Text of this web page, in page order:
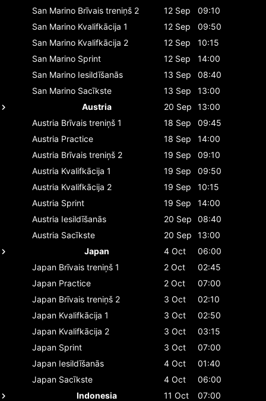
San Marino Brīvais treniņš 2 12 Sep
09:10
San Marino Kvalifkācija 1 12 Sep
09:50
San Marino Kvalifkācija 2 12 Sep
10:15
San Marino Sprint 12 Sep
14:00
San Marino Iesildīšanās 13 Sep
08:40
San Marino Sacīkste 13 Sep
13:00
Austria
20 Sep
13:00
Austria Brīvais treniņš 1 18 Sep
09:45
Austria Practice 18 Sep
14:00
Austria Brīvais treniņš 2 19 Sep
09:10
Austria Kvalifkācija 1 19 Sep
09:50
Austria Kvalifkācija 2 19 Sep
10:15
Austria Sprint 19 Sep
14:00
Austria Iesildīšanās 20 Sep
08:40
Austria Sacīkste 20 Sep
13:00
Japan
4 Oct
06:00
Japan Brīvais treniņš 1 2 Oct
02:45
Japan Practice 2 Oct
07:00
Japan Brīvais treniņš 2 3 Oct
02:10
Japan Kvalifkācija 1 3 Oct
02:50
Japan Kvalifkācija 2 3 Oct
03:15
Japan Sprint 3 Oct
07:00
Japan Iesildīšanās 4 Oct
01:40
Japan Sacīkste 4 Oct
06:00
Indonesia
11 Oct
07:00